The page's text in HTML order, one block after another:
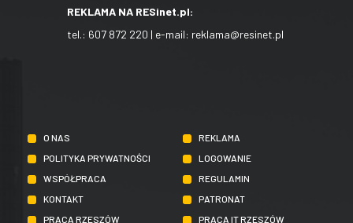
REKLAMA NA RESinet.pl:
tel.: 607 872 220 | e-mail: reklama@resinet.pl
O NAS
REKLAMA
POLITYKA PRYWATNOŚCI
LOGOWANIE
WSPÓŁPRACA
REGULAMIN
KONTAKT
PATRONAT
PRACA RZESZÓW
PRACA IT RZESZÓW